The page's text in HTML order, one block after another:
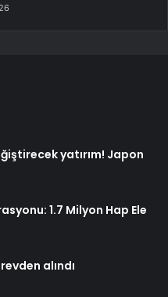
yatırım! Japon
1.7 Milyon Hap Ele
alındı